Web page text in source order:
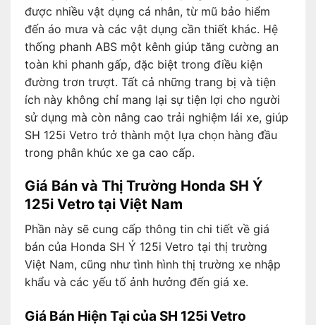
được nhiều vật dụng cá nhân, từ mũ bảo hiểm
đến áo mưa và các vật dụng cần thiết khác. Hệ
thống phanh ABS một kênh giúp tăng cường an
toàn khi phanh gấp, đặc biệt trong điều kiện
đường trơn trượt. Tất cả những trang bị và tiện
ích này không chỉ mang lại sự tiện lợi cho người
sử dụng mà còn nâng cao trải nghiệm lái xe, giúp
SH 125i Vetro trở thành một lựa chọn hàng đầu
trong phân khúc xe ga cao cấp.
Giá Bán và Thị Trường Honda SH Ý
125i Vetro tại Việt Nam
Phần này sẽ cung cấp thông tin chi tiết về giá
bán của Honda SH Ý 125i Vetro tại thị trường
Việt Nam, cũng như tình hình thị trường xe nhập
khẩu và các yếu tố ảnh hưởng đến giá xe.
Giá Bán Hiện Tại của SH 125i Vetro